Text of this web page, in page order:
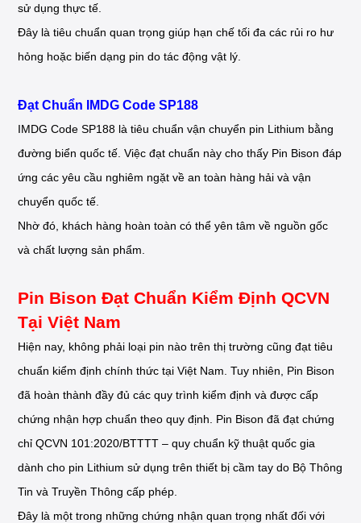
sử dụng thực tế.
Đây là tiêu chuẩn quan trọng giúp hạn chế tối đa các rủi ro hư
hỏng hoặc biến dạng pin do tác động vật lý.
Đạt Chuẩn IMDG Code SP188
IMDG Code SP188 là tiêu chuẩn vận chuyển pin Lithium bằng
đường biển quốc tế. Việc đạt chuẩn này cho thấy Pin Bison đáp
ứng các yêu cầu nghiêm ngặt về an toàn hàng hải và vận
chuyển quốc tế.
Nhờ đó, khách hàng hoàn toàn có thể yên tâm về nguồn gốc
và chất lượng sản phẩm.
Pin Bison Đạt Chuẩn Kiểm Định QCVN
Tại Việt Nam
Hiện nay, không phải loại pin nào trên thị trường cũng đạt tiêu
chuẩn kiểm định chính thức tại Việt Nam. Tuy nhiên, Pin Bison
đã hoàn thành đầy đủ các quy trình kiểm định và được cấp
chứng nhận hợp chuẩn theo quy định. Pin Bison đã đạt chứng
chỉ QCVN 101:2020/BTTTT – quy chuẩn kỹ thuật quốc gia
dành cho pin Lithium sử dụng trên thiết bị cầm tay do Bộ Thông
Tin và Truyền Thông cấp phép.
Đây là một trong những chứng nhận quan trọng nhất đối với